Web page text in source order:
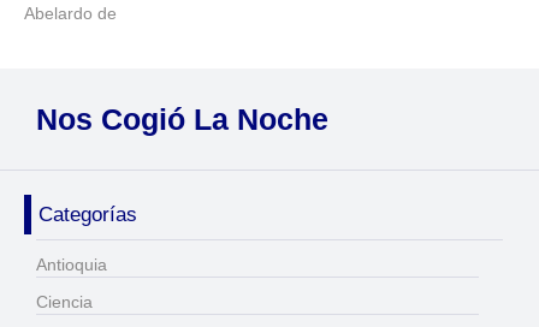
Abelardo de
Nos Cogió La Noche
Categorías
Antioquia
Ciencia